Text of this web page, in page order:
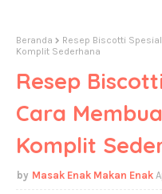
Beranda
Resep Biscotti
Komplit Sederhana
Resep
Cara
Komplit
Masak Enak Makan Enak